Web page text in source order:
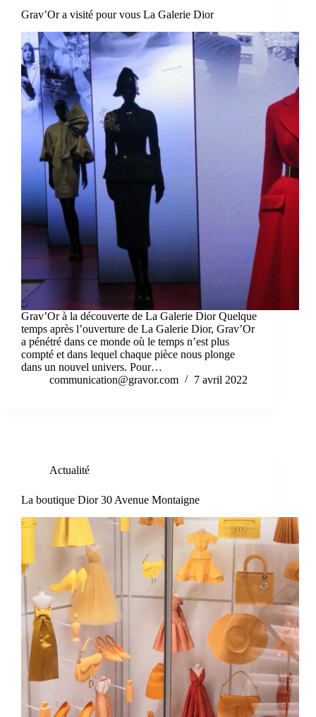
Grav’Or a visité pour vous La Galerie Dior
Grav’Or à la découverte de La Galerie Dior Quelque
temps après l’ouverture de La Galerie Dior, Grav’Or
a pénétré dans ce monde où le temps n’est plus
compté et dans lequel chaque pièce nous plonge
dans un nouvel univers. Pour…
communication@gravor.com
7 avril 2022
Actualité
La boutique Dior 30 Avenue Montaigne